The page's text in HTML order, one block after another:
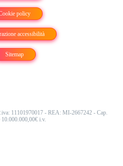
policy
accessibilità
Sitemap
11101970017 - REA: MI-2667242 - Cap.
10.000.000,00€ i.v.